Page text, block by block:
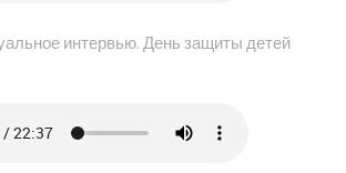
интервью. День защиты детей